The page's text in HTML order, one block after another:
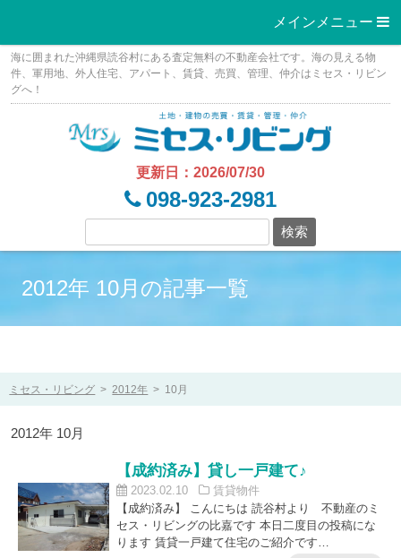
メインメニュー 
Skip
content
海に囲まれた沖縄県読谷村にある査定無料の不動産会社です。海の見える物
件、軍用地、外人住宅、アパート、賃貸、売買、管理、仲介はミセス・リビン
グへ！
更新日：2026/07/30
098-923-2981
2012年 10月の記事一覧
ミセス・リビング > 2012年 > 10月
2012年 10月
【成約済み】貸し一戸建て♪
2023.02.10
賃貸物件
【成約済み】 こんにちは 読谷村より 不動産のミ
セス・リビングの比嘉です 本日二度目の投稿にな
ります 賃貸一戸建て住宅のご紹介です…